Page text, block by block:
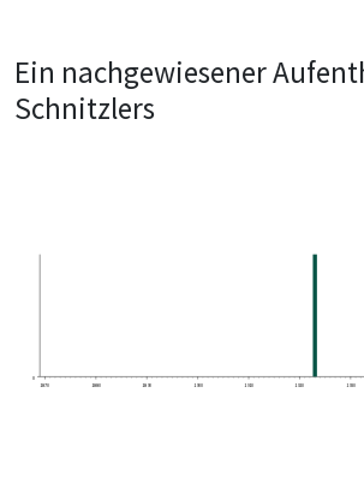
Ein nachgewiesener
Schnitzlers
0
1870
1880 1890 1900 1910 1920 1930